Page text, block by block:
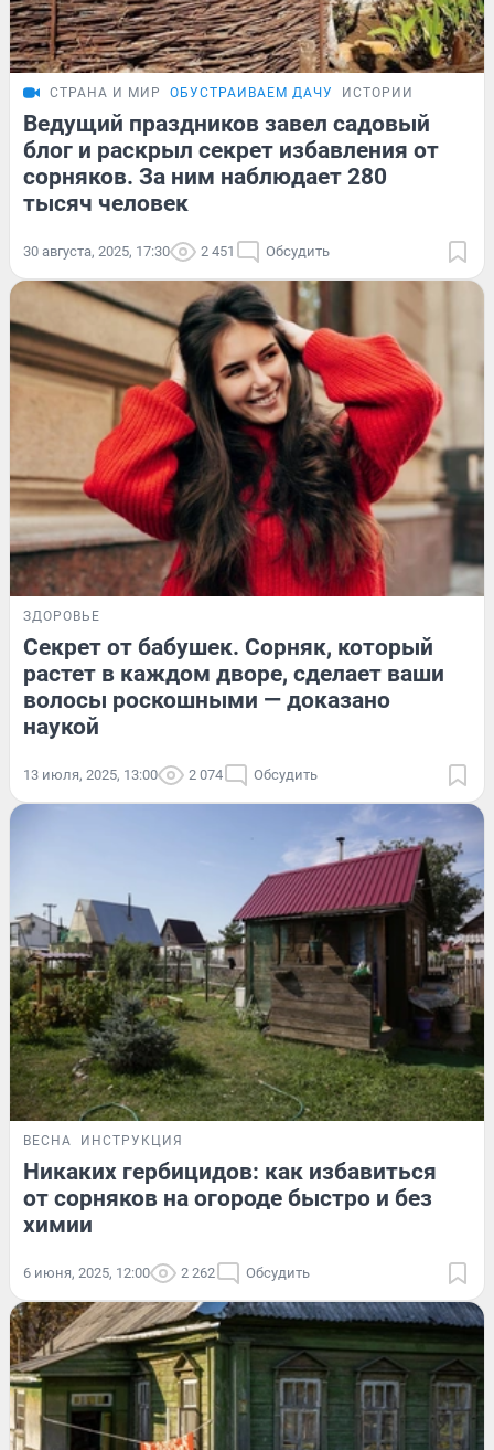
СТРАНА И МИР ОБУСТРАИВАЕМ ДАЧУ ИСТОРИИ
Ведущий праздников завел садовый
блог и раскрыл секрет избавления от
сорняков. За ним наблюдает 280
тысяч человек
30 августа, 2025, 17:30 2 451 Обсудить
ЗДОРОВЬЕ
Секрет от бабушек. Сорняк, который
растет в каждом дворе, сделает ваши
волосы роскошными — доказано
наукой
13 июля, 2025, 13:00 2 074 Обсудить
ВЕСНА ИНСТРУКЦИЯ
Никаких гербицидов: как избавиться
от сорняков на огороде быстро и без
химии
6 июня, 2025, 12:00 2 262 Обсудить